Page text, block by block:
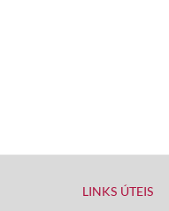
LINKS ÚTEIS​